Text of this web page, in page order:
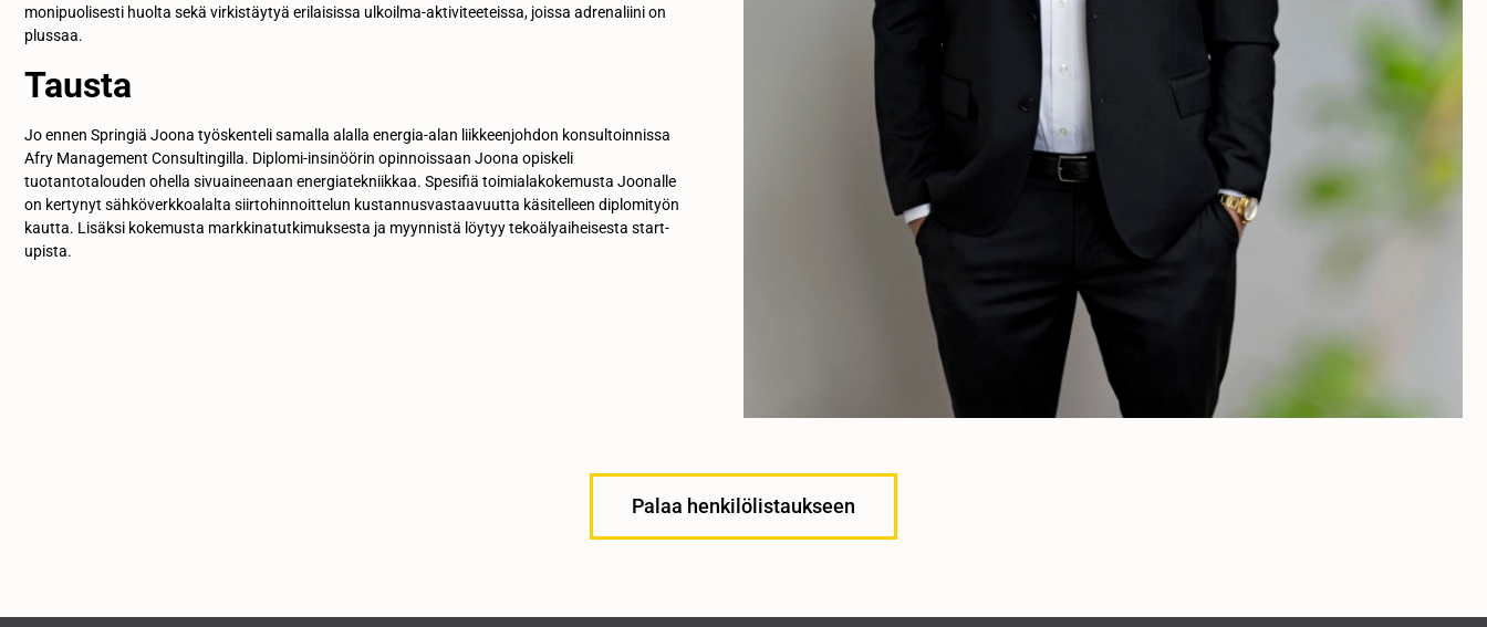
monipuolisesti huolta sekä virkistäytyä erilaisissa ulkoilma-aktiviteeteissa, joissa adrenaliini on
plussaa.
Tausta
Jo ennen Springiä Joona työskenteli samalla alalla energia-alan liikkeenjohdon konsultoinnissa
Afry Management Consultingilla. Diplomi-insinöörin opinnoissaan Joona opiskeli
tuotantotalouden ohella sivuaineenaan energiatekniikkaa. Spesifiä toimialakokemusta Joonalle
on kertynyt sähköverkkoalalta siirtohinnoittelun kustannusvastaavuutta käsitelleen diplomityön
kautta. Lisäksi kokemusta markkinatutkimuksesta ja myynnistä löytyy tekoälyaiheisesta start-
upista.
Palaa henkilölistaukseen